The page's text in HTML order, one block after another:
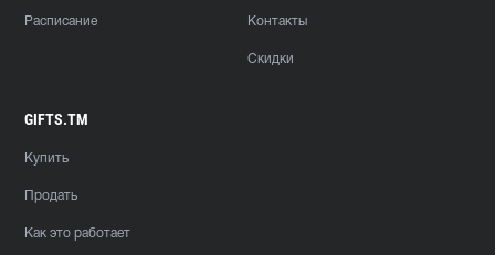
Расписание Контакты
Скидки
GIFTS.TM
Купить
Продать
Как это работает